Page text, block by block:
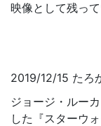
映像として残って
2019/12/15 たろ
ジョージ・ルー
した『スターウ